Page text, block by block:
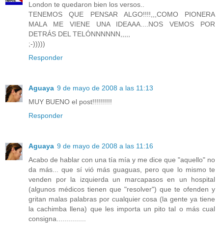
London te quedaron bien los versos..
TENEMOS QUE PENSAR ALGO!!!!,,,COMO PIONERA
MALA ME VIENE UNA IDEAAA....NOS VEMOS POR
DETRÁS DEL TELÓNNNNNN,,,,,
;-)))))
Responder
Aguaya 9 de mayo de 2008 a las 11:13
MUY BUENO el post!!!!!!!!!!
Responder
Aguaya 9 de mayo de 2008 a las 11:16
Acabo de hablar con una tía mía y me dice que "aquello" no
da más... que sí vió más guaguas, pero que lo mismo te
venden por la izquierda un marcapasos en un hospital
(algunos médicos tienen que "resolver") que te ofenden y
gritan malas palabras por cualquier cosa (la gente ya tiene
la cachimba llena) que les importa un pito tal o más cual
consigna...............